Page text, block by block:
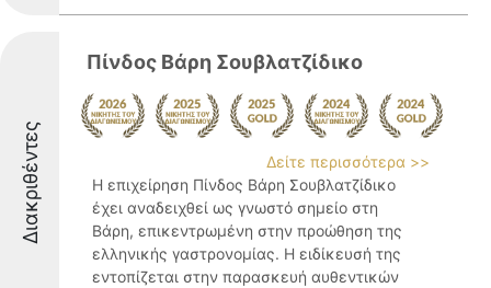
Διακριθέντες
Πίνδος Βάρη Σουβλατζίδικο
Δείτε περισσότερα >>
Η επιχείρηση Πίνδος Βάρη Σουβλατζίδικο
έχει αναδειχθεί ως γνωστό σημείο στη
Βάρη, επικεντρωμένη στην προώθηση της
ελληνικής γαστρονομίας. Η ειδίκευσή της
εντοπίζεται στην παρασκευή αυθεντικών